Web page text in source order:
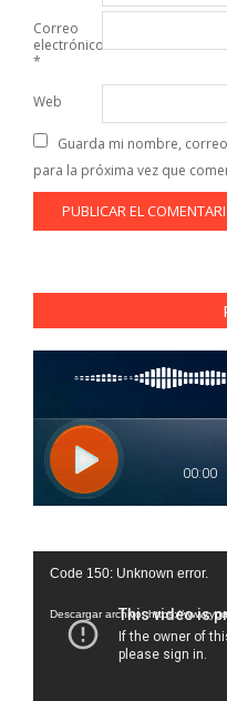
Correo
electrónico
*
Web
Guarda mi nombre,
para la próxima vez que
Reproductor
vídeo
Code 150: Unknown error.
Descargar archivo: https://